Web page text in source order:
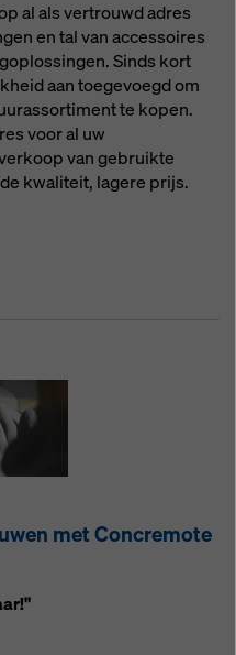
al als vertrouwd adres
en tal van accessoires
Sinds kort
aan toegevoegd om
te kopen.
voor al uw
van gebruikte
kwaliteit, lagere prijs.
met Concremote